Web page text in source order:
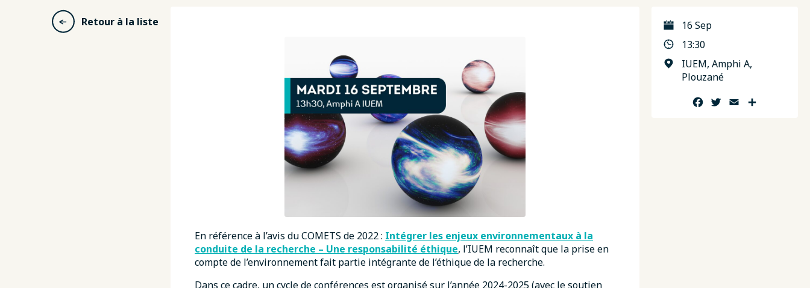
Retour à la liste
En référence à l’avis du COMETS de 2022 : Intégrer les enjeux environnementaux à la
conduite de la recherche – Une responsabilité éthique, l’IUEM reconnaît que la prise en
compte de l’environnement fait partie intégrante de l’éthique de la recherche.
Dans ce cadre, un cycle de conférences est organisé sur l’année 2024-2025 (avec le soutien
16 Sep
13:30
IUEM, Amphi A,
Plouzané
Facebook
TwitterEmailPartager